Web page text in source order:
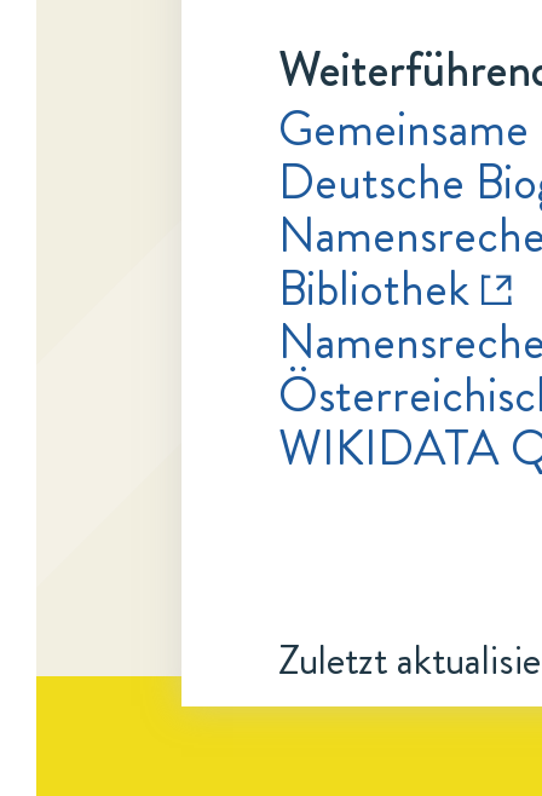
Deutsche
Bibliothek
WIKIDATA
Zuletzt